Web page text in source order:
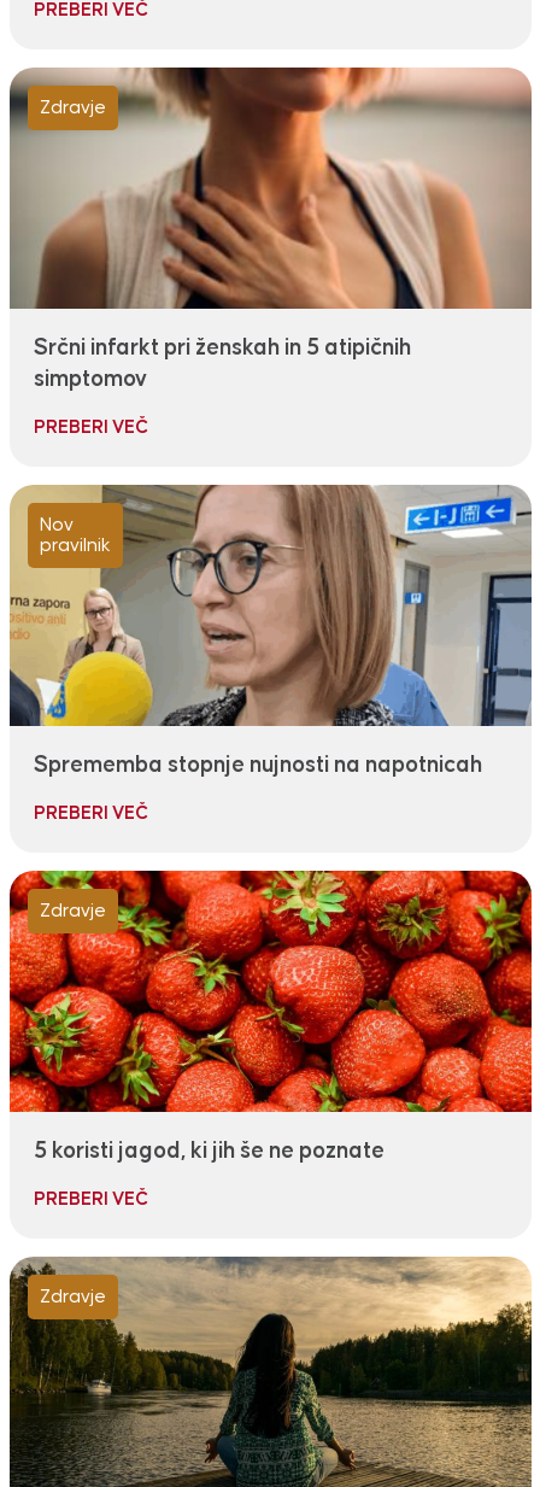
PREBERI VEČ
Zdravje
Srčni infarkt pri ženskah in 5 atipičnih
simptomov
PREBERI VEČ
Nov
pravilnik
Sprememba stopnje nujnosti na napotnicah
PREBERI VEČ
Zdravje
5 koristi jagod, ki jih še ne poznate
PREBERI VEČ
Zdravje